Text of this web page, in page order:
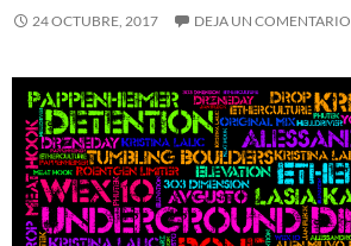
24 OCTUBRE, 2017 DEJA UN COMENTARIO